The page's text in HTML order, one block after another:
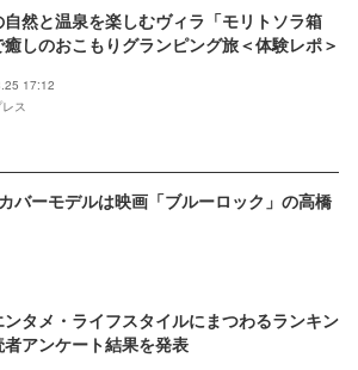
然と温泉を楽しむヴィラ「モリトソラ箱
しのおこもりグランピング旅＜体験レポ＞
17:12
ス
バーモデルは映画「ブルーロック」の高橋
タメ・ライフスタイルにまつわるランキン
者アンケート結果を発表